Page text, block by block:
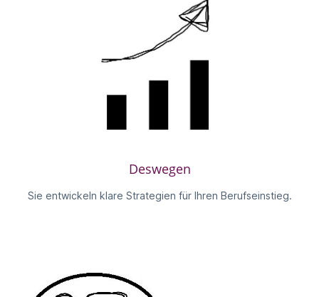
Deswegen
Sie entwickeln klare Strategien für Ihren Berufseinstieg.